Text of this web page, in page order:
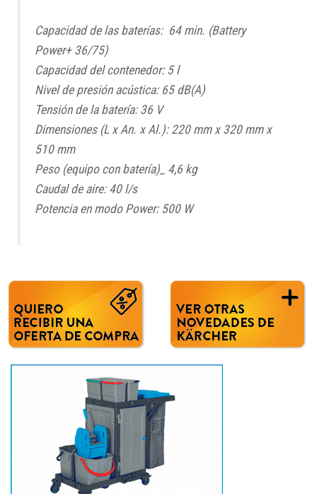
Capacidad de las baterías: 64 min. (Battery
Power+ 36/75)
Capacidad del contenedor: 5 l
Nivel de presión acústica: 65 dB(A)
Tensión de la batería: 36 V
Dimensiones (L x An. x Al.): 220 mm x 320 mm x
510 mm
Peso (equipo con batería)_ 4,6 kg
Caudal de aire: 40 l/s
Potencia en modo Power: 500 W